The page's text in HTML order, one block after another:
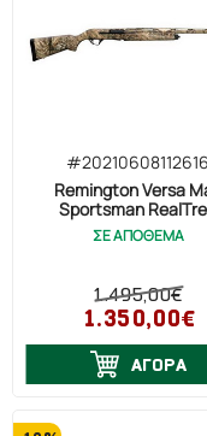
#20210608112616
Remington Versa
Sportsman
ΣΕ ΑΠΟΘΕΜΑ
1.495,00€
1.350,00€
ΑΓΟΡΑ